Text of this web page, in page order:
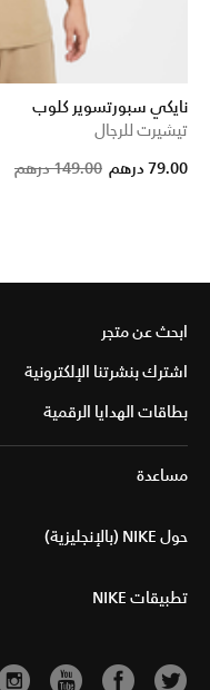
نايكي سبورتسوير كلوب
تيشيرت للرجال
149.00 درهم 79.00 درهم
ابحث عن متجر
اشترك بنشرتنا الإلكترونية
بطاقات الهدايا الرقمية
مساعدة
حول NIKE (بالإنجليزية)
تطبيقات NIKE